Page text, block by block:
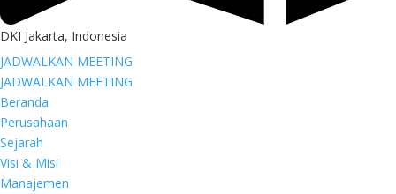
DKI Jakarta, Indonesia
JADWALKAN MEETING
JADWALKAN MEETING
Beranda
Perusahaan
Sejarah
Visi & Misi
Manajemen